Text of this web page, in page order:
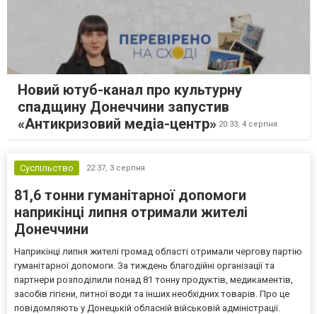
Новий ютуб-канал про культурну
спадщину Донеччини запустив
«Антикризовий медіа-центр» 20:33, 4 серпня
Суспільство 22:37, 3 серпня
81,6 тонни гуманітарної допомоги
наприкінці липня отримали жителі
Донеччини
Наприкінці липня жителі громад області отримали чергову партію
гуманітарної допомоги. За тиждень благодійні організації та
партнери розподілили понад 81 тонну продуктів, медикаментів,
засобів гігієни, питної води та інших необхідних товарів. Про це
повідомляють у Донецькій обласній військовій адміністрації.